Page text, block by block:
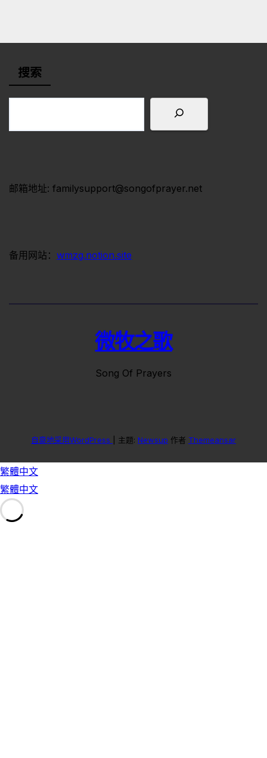
搜索
邮箱地址: familysupport@songofprayer.net
备用网站： wmzg.notion.site
微牧之歌
Song Of Prayers
自豪地采用WordPress 主题: Newsup 作者 Themeansar
繁體中文
繁體中文